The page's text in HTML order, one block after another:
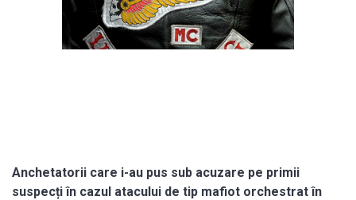
Anchetatorii care i-au pus sub acuzare pe primii
suspecți în cazul atacului de tip mafiot orchestrat în